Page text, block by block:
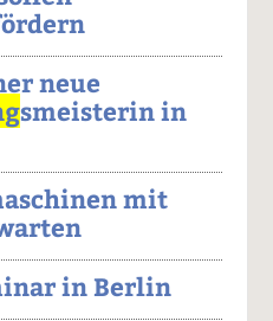
neue
smeisterin in
mit
in Berlin